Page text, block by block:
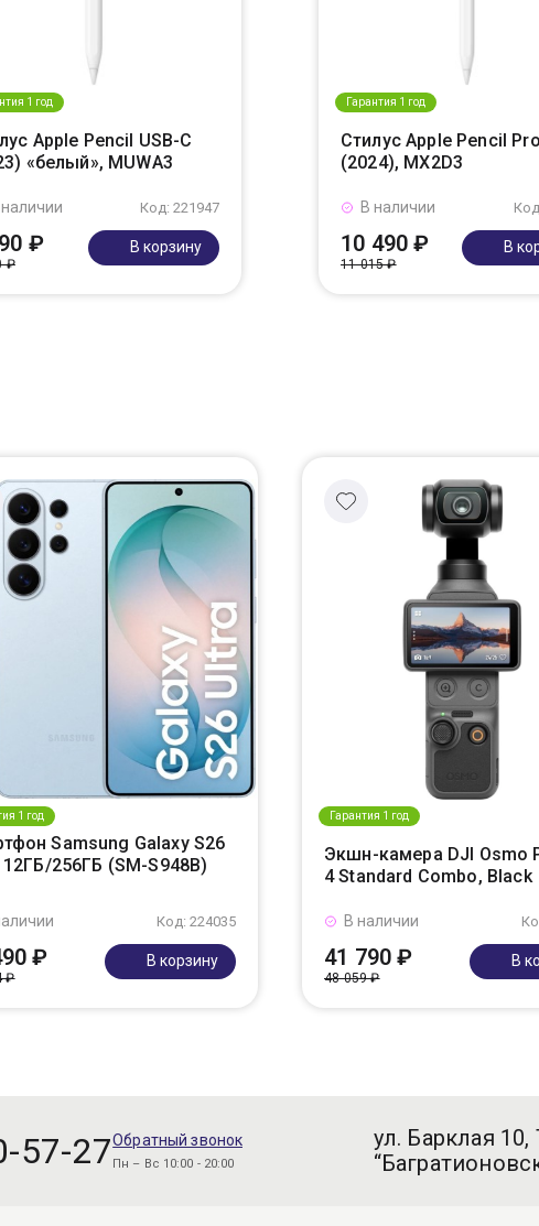
1 год
Apple Pencil USB-C
«белый», MUWA3
Код: 221947
₽
₽
В корзину
Гарантия 1 год
Стилус Apple Pencil Pro
(2024), MX2D3
В наличии
10 490 ₽
11 015 ₽
В
1 год
Samsung Galaxy S26
256ГБ (SM-S948B)
Код: 224035
₽
₽
В корзину
Гарантия 1 год
Экшн-камера DJI Osmo
4 Standard Combo, Black
В наличии
41 790 ₽
48 059 ₽
В
57-27Обратный звонок
Пн – Вс 10:00 - 20:00
ул. Барклая 10,